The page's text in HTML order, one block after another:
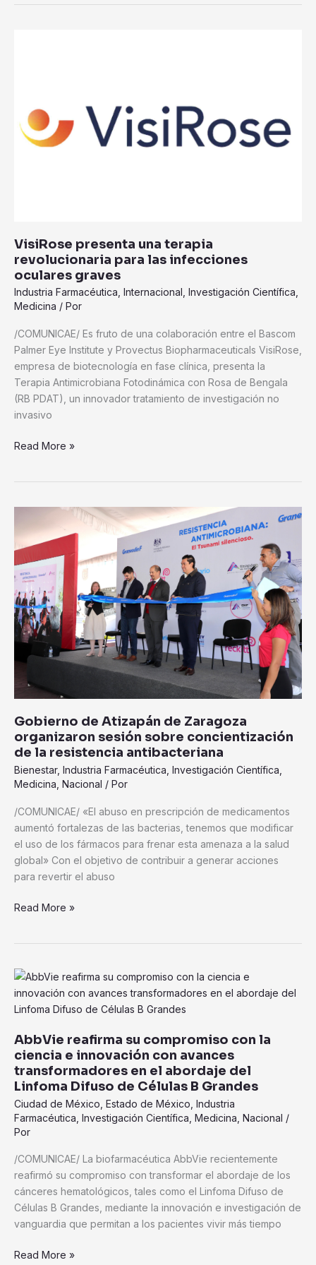
VisiRose presenta una terapia
revolucionaria para las infecciones
oculares graves
Industria Farmacéutica, Internacional, Investigación Científica,
Medicina / Por
/COMUNICAE/ Es fruto de una colaboración entre el Bascom
Palmer Eye Institute y Provectus Biopharmaceuticals VisiRose,
empresa de biotecnología en fase clínica, presenta la
Terapia Antimicrobiana Fotodinámica con Rosa de Bengala
(RB PDAT), un innovador tratamiento de investigación no
invasivo
para
las
infecciones
Read More »
Gobierno de Atizapán de Zaragoza
organizaron sesión sobre concientización
de la resistencia antibacteriana
Bienestar, Industria Farmacéutica Investigación Científica
Medicina Nacional / Por
/COMUNICAE/ «El abuso en prescripción de medicamentos
aumentó fortalezas de las bacterias, tenemos que modificar
el uso de los fármacos para frenar esta amenaza a la salud
global» Con el objetivo de contribuir a generar acciones
para revertir el abuso
de
Atizapán
de
Zaragoza
organizaron
sesión
sobre
concientización
de
resistencia
Read More »
AbbVie reafirma su compromiso con la
ciencia e innovación con avances
transformadores en el abordaje del
Linfoma Difuso de Células B Grandes
Ciudad de México Estado de México Industria
Farmacéutica Investigación Científica Medicina Nacional /
Por
/COMUNICAE/ La biofarmacéutica AbbVie recientemente
reafirmó su compromiso con transformar el abordaje de los
cánceres hematológicos, tales como el Linfoma Difuso de
Células B Grandes, mediante la innovación e investigación de
vanguardia que permitan a los pacientes vivir más tiempo
AbbVie
reafirma
su
con
la
ciencia
e
innovación
con
avances
transformadores
en
el
abordaje
del
Difuso
Read More »